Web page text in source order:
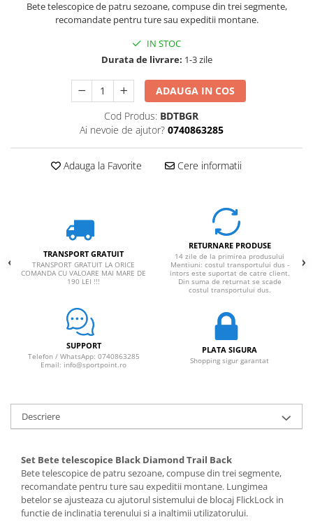
Borsete si Portofele
Corturi 2 persoane
Corturi 3 persoane
Corturi 4 persoane
Corturi de familie
Caciuli
Jachete
Imbracaminte de corp
Bandane
Produse de Intretinere
Pantaloni
Caciuli
Jachete
Sosete
Bete telescopice de patru sezoane, compuse din trei segmente,
recomandate pentru ture sau expeditii montane.
IN STOC
Durata de livrare: 1-3 zile
ADAUGA IN COS
Cod Produs: BDTBGR
Ai nevoie de ajutor? 0740863285
Adauga la Favorite Cere informatii
TRANSPORT GRATUIT
TRANSPORT GRATUIT LA ORICE
COMANDA CU VALOARE MAI MARE DE
190 LEI !!!
RETURNARE PRODUSE
14 zile de la primirea produsului
Mentiuni: costul transportului dus -
intors este suportat de catre client.
Din suma de returnat se scade
costul transportului dus.
SUPPORT
Telefon / WhatsApp: 0740863285
Email: info@sportpoint.ro
PLATA SIGURA
Shopping sigur garantat
Descriere
Set Bete telescopice Black Diamond Trail Back
Bete telescopice de patru sezoane, compuse din trei segmente,
recomandate pentru ture sau expeditii montane. Lungimea
betelor se ajusteaza cu ajutorul sistemului de blocaj FlickLock in
functie de inclinatia terenului si a inaltimii utilizatorului.